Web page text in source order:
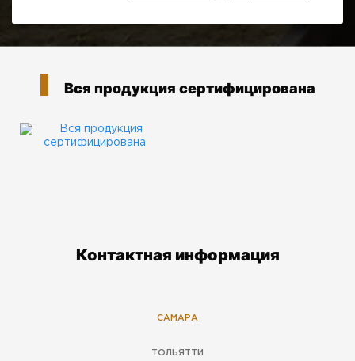
Вся продукция сертифицирована
Контактная информация
САМАРА
ТОЛЬЯТТИ